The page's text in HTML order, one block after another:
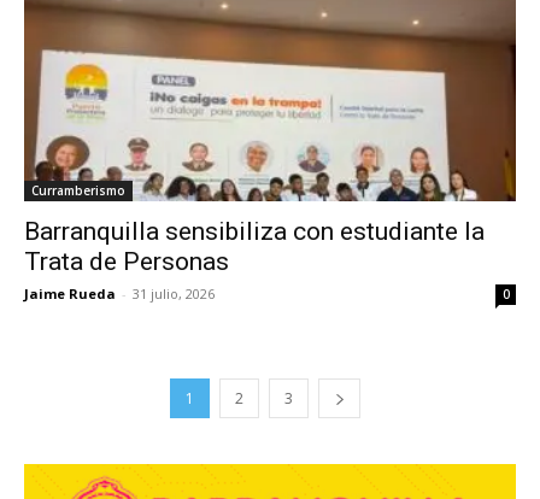
Curramberismo
Barranquilla sensibiliza con estudiante la
Trata de Personas
Jaime Rueda - 31 julio, 2026 0
1 2 3